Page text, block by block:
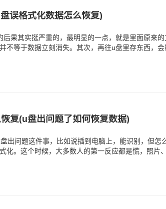
误格式化数据怎么恢复)
果其实挺严重的，最明显的一点，就是里面原来的
不等于数据立刻消失。其次，再往u盘里存东西，会
复(u盘出问题了如何恢复数据)
出问题这件事，比如说插到电脑上，能识别，但怎
化。这个时候，大多数人的第一反应都是慌，照片